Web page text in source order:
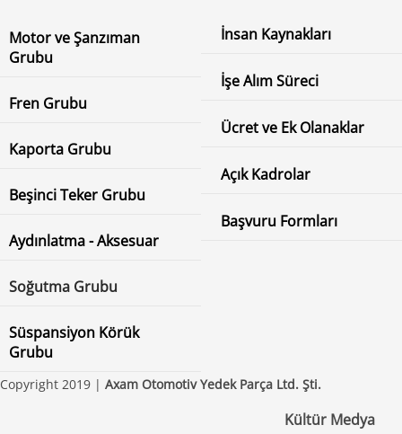
Motor ve Şanzıman
Grubu
Fren Grubu
Kaporta Grubu
Beşinci Teker Grubu
Aydınlatma - Aksesuar
Soğutma Grubu
Süspansiyon Körük
Grubu
İnsan Kaynakları
İşe Alım Süreci
Ücret ve Ek Olanaklar
Açık Kadrolar
Başvuru Formları
Copyright 2019 | Axam Otomotiv Yedek Parça Ltd. Şti.
Kültür Medya